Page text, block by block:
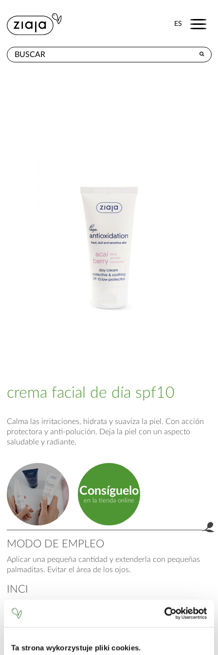
Ta strona wykorzystuje pliki cookies.
ES Menu
crema facial de día spf10
Calma las irritaciones, hidrata y suaviza la piel. Con acción
protectora y anti-polución. Deja la piel con un aspecto
saludable y radiante.
product.label.guide
Consíguelo
en la tienda online
MODO DE EMPLEO
Aplicar una pequeña cantidad y extenderla con pequeñas
palmaditas. Evitar el área de los ojos.
INCI
Aqua (Water), Hexyl Laurate, Ethylhexyl Methoxycinnamate,
Butyl Methoxydibenzoylmethane, Glycerin,
Butyrospermum Parkii (Shea) Butter, Dimethicone,